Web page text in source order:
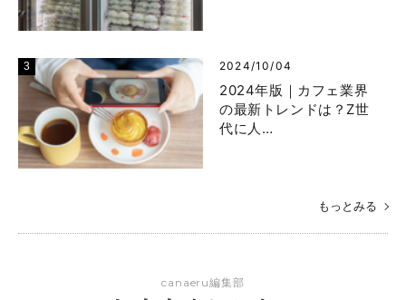
2024/10/04
2024年版｜カフェ業界
の最新トレンドは？Z世
代に人…
もっとみる
canaeru編集部